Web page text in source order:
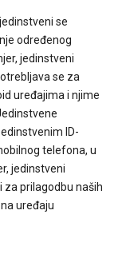
se
određenog
jedinstveni
se za
uređajima i njime
ID-
telefona, u
jedinstveni
prilagodbu naših
uređaju